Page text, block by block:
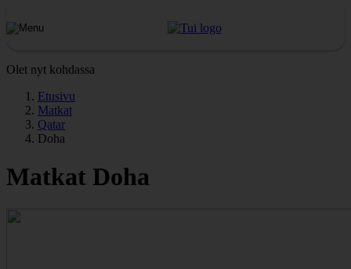
Olet nyt kohdassa
Etusivu
Matkat
Qatar
Doha
Matkat Doha